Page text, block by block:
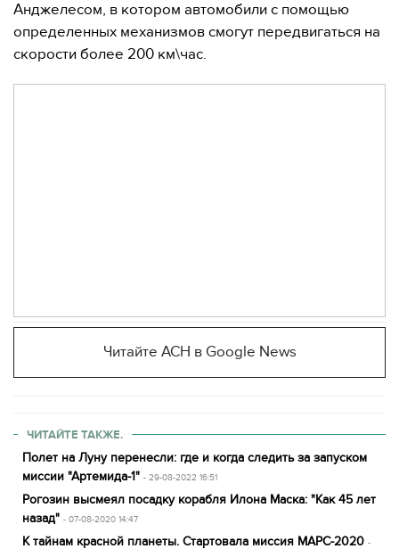
Анджелесом, в котором автомобили с помощью
определенных механизмов смогут передвигаться на
скорости более 200 км\час.
Читайте АСН в Google News
ЧИТАЙТЕ ТАКЖЕ.
Полет на Луну перенесли: где и когда следить за запуском
миссии "Артемида-1" - 29-08-2022 16:51
Рогозин высмеял посадку корабля Илона Маска: "Как 45 лет
назад" - 07-08-2020 14:47
К тайнам красной планеты. Стартовала миссия МАРС-2020 -